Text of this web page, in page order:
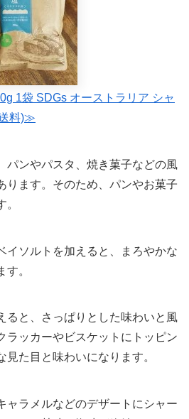
1袋 SDGs オーストラリア シャ
料)≫
パンやパスタ、焼き菓子などの風
ります。そのため、パンやお菓子
イソルトを加えると、まろやかな
。
ると、さっぱりとした味わいと風
ラッカーやビスケットにトッピン
た目と味わいになります。
ャラメルなどのデザートにシャー